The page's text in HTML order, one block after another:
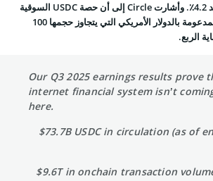
عائد احتياطي للشركة عند 4.2٪. وأشارت Circle إلى أن حصة USDC السوقية
بين العملات المستقرة المدعومة بالدولار الأمريكي التي يتجاوز حجمها 100
Our Q3 2025 earnings results prove
internet financial system isn’t
here.
✔️ $73.7B USDC in circulation (as of